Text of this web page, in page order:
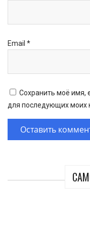
Email *
Сохранить моё имя,
для последующих моих